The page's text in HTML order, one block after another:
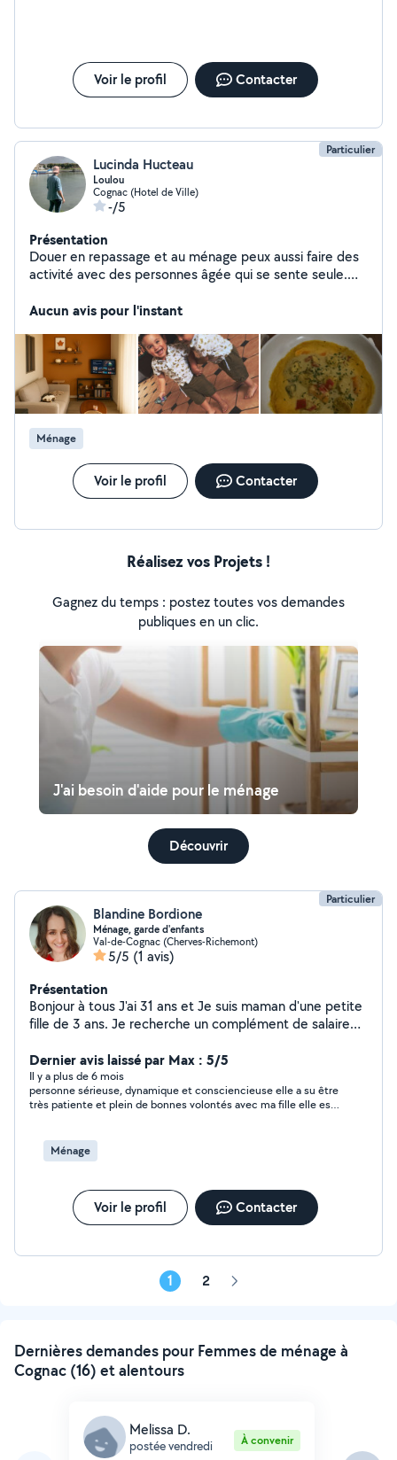
Voir le profil Contacter
Particulier
Lucinda Hucteau
Loulou
Cognac (Hotel de Ville)
-/5
Présentation
Douer en repassage et au ménage peux aussi faire des
activité avec des personnes âgée qui se sente seule.
Aucun avis pour l'instant
Ménage
Voir le profil Contacter
Réalisez vos Projets !
Gagnez du temps : postez toutes vos demandes
publiques en un clic.
J'ai besoin d'aide pour le ménage
Découvrir
Particulier
Blandine Bordione
Ménage, garde d'enfants
Val-de-Cognac (Cherves-Richemont)
5/5 (1 avis)
Présentation
Bonjour à tous J'ai 31 ans et Je suis maman d'une petite
fille de 3 ans. Je recherche un complément de salaire
patiente, douce, organisé et bienveillante. Je m'adapte
aux enfants, portage, allaitement, DME etc J'ai travaillé
dans un centre de loisir pendant 3 ans et je suis issue
d'une famille nombreuse J'ai également un diplôme
Dernier avis laissé par Max : 5/5
Il y a plus de 6 mois
personne sérieuse, dynamique et consciencieuse elle a su être
très patiente et plein de bonnes volontés avec ma fille elle est
Ménage
Voir le profil Contacter
1 2 Page
Dernières demandes pour Femmes de ménage à
Cognac (16) et alentours
Melissa D.
postée vendredi À convenir